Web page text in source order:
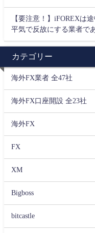
【要注意！】iFOREXは
平気で反故にする業者で
カテゴリー
海外FX業者 全47社
海外FX口座開設 全23社
海外FX
FX
XM
Bigboss
bitcastle